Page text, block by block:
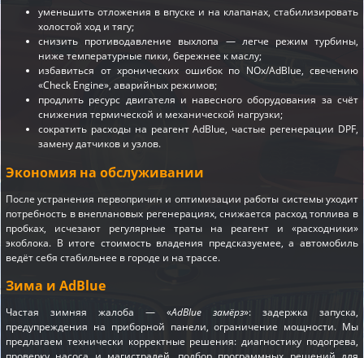
уменьшить отложения в впуске и на клапанах, стабилизировать
холостой ход и тягу;
снизить противодавление выхлопа — легче режим турбины,
ниже температурные пики, бережнее к маслу;
избавиться от хронических ошибок по NOx/AdBlue, свечению
«Check Engine», аварийных режимов;
продлить ресурс двигателя и навесного оборудования за счёт
снижения термической и механической нагрузки;
сократить расходы на реагент AdBlue, частые регенерации DPF,
замену датчиков и узлов.
Экономия на обслуживании
После устранения первопричин и оптимизации работы системы уходит
потребность в внеплановых регенерациях, снижается расход топлива в
пробках, исчезают регулярные траты на реагент и «расходники»
экоблока. В итоге стоимость владения предсказуемее, а автомобиль
ведёт себя стабильнее в городе и на трассе.
Зима и AdBlue
Частая зимняя жалоба — «AdBlue замёрз»: задержка запуска,
предупреждения на приборной панели, ограничение мощности. Мы
предлагаем технически корректные решения: диагностику подогрева,